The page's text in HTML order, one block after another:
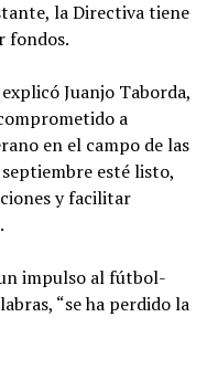
la Directiva tiene
fondos.
Juanjo Taborda,
a
en el campo de las
esté listo,
y facilitar
impulso al fútbol-
“se ha perdido la